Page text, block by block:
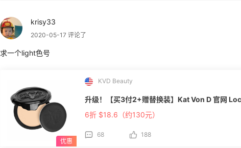
krisy33
2020-05-17 评论了
求一个light色号
KVD Beauty
升级！【买3付2+赠替
6折 $18.6（约130元）
68 188